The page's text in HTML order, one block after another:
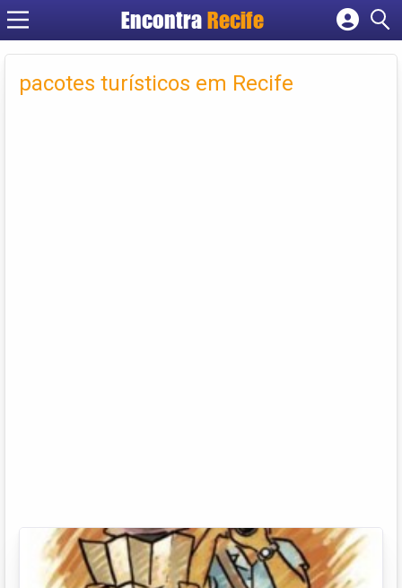
Encontra Recife
Cadastrar empresa
Criar conta
pacotes turísticos em Recife